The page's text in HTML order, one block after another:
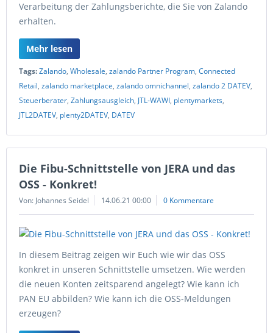
Verarbeitung der Zahlungsberichte, die Sie von Zalando
erhalten.
Mehr lesen
Tags:Zalando, Wholesale, zalando Partner Program, Connected
Retail, zalando marketplace, zalando omnichannel, zalando 2 DATEV,
Steuerberater, Zahlungsausgleich, JTL-WAWI, plentymarkets,
JTL2DATEV, plenty2DATEV, DATEV
Die Fibu-Schnittstelle von JERA und das
OSS - Konkret!
Von: Johannes Seidel 14.06.21 00:00 0 Kommentare
In diesem Beitrag zeigen wir Euch wie wir das OSS
konkret in unseren Schnittstelle umsetzen. Wie werden
die neuen Konten zeitsparend angelegt? Wie kann ich
PAN EU abbilden? Wie kann ich die OSS-Meldungen
erzeugen?